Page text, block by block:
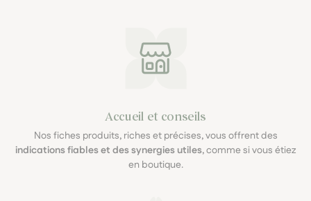
Accueil et conseils
Nos fiches produits, riches et précises, vous offrent des
indications fiables et des synergies utiles, comme si vous étiez
en boutique.